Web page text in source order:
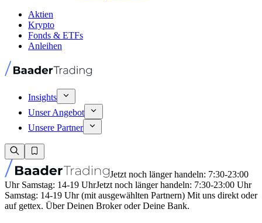
Aktien
Krypto
Fonds & ETFs
Anleihen
Insights
Unser Angebot
Unsere Partner
Jetzt noch länger handeln: 7:30-23:00
Uhr Samstag: 14-19 UhrJetzt noch länger handeln: 7:30-23:00 Uhr
Samstag: 14-19 Uhr (mit ausgewählten Partnern) Mit uns direkt oder
auf gettex. Über Deinen Broker oder Deine Bank.